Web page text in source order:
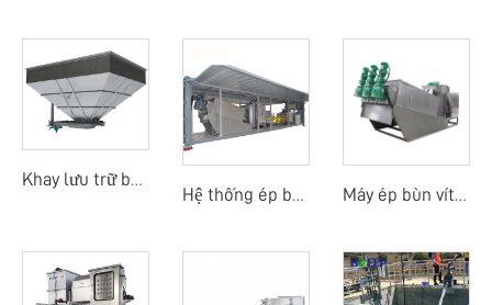
Khay lưu trữ bùn
Hệ thống ép bùn di động
Máy ép bùn vít tiền làm đặc di động